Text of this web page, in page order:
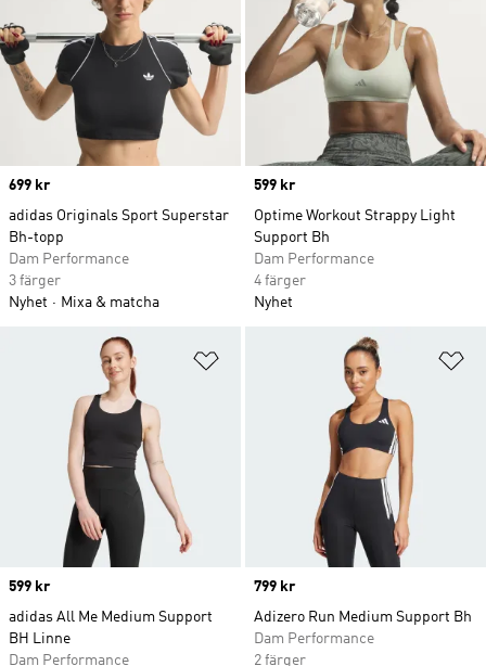
Price
699 kr
adidas Originals Sport Superstar
Bh-topp
Dam Performance
3 färger
Nyhet
Mixa & matcha
Price
599 kr
Optime Workout Strappy Light
Support Bh
Dam Performance
4 färger
Nyhet
Lägg till på önskelistan
Price
599 kr
adidas All Me Medium Support
BH Linne
Dam Performance
Price
799 kr
Adizero Run Medium Support Bh
Dam Performance
2 färger